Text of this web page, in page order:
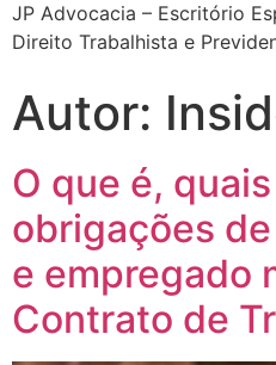
JP Advocacia – Escritório
Direito Trabalhista e
Autor:
O que é,
obrigações
e empregado
Contrato de